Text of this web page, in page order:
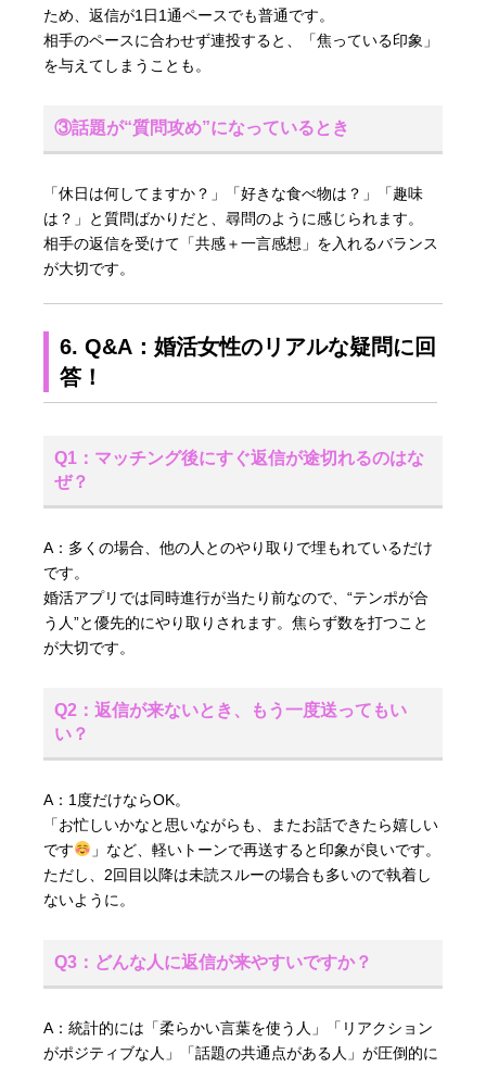
ため、返信が1日1通ペースでも普通です。
相手のペースに合わせず連投すると、「焦っている印象」
を与えてしまうことも。
③話題が“質問攻め”になっているとき
「休日は何してますか？」「好きな食べ物は？」「趣味
は？」と質問ばかりだと、尋問のように感じられます。
相手の返信を受けて「共感＋一言感想」を入れるバランス
が大切です。
6. Q&A：婚活女性のリアルな疑問に回
答！
Q1：マッチング後にすぐ返信が途切れるのはな
ぜ？
A：多くの場合、他の人とのやり取りで埋もれているだけ
です。
婚活アプリでは同時進行が当たり前なので、“テンポが合
う人”と優先的にやり取りされます。焦らず数を打つこと
が大切です。
Q2：返信が来ないとき、もう一度送ってもい
い？
A：1度だけならOK。
「お忙しいかなと思いながらも、またお話できたら嬉しい
です
」など、軽いトーンで再送すると印象が良いです。
ただし、2回目以降は未読スルーの場合も多いので執着し
ないように。
Q3：どんな人に返信が来やすいですか？
A：統計的には「柔らかい言葉を使う人」「リアクション
がポジティブな人」「話題の共通点がある人」が圧倒的に